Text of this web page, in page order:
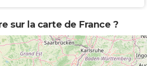
sur la carte de France ?